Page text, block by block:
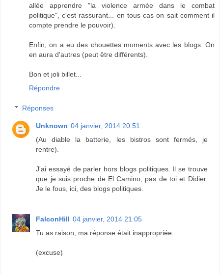
allée apprendre "la violence armée dans le combat
politique", c'est rassurant... en tous cas on sait comment il
compte prendre le pouvoir).
Enfin, on a eu des chouettes moments avec les blogs. On
en aura d'autres (peut être différents).
Bon et joli billet...
Répondre
Réponses
Unknown 04 janvier, 2014 20:51
(Au diable la batterie, les bistros sont fermés, je
rentre).
J'ai essayé de parler hors blogs politiques. Il se trouve
que je suis proche de El Camino, pas de toi et Didier.
Je le fous, ici, des blogs politiques.
FalconHill 04 janvier, 2014 21:05
Tu as raison, ma réponse était inappropriée.
(excuse)